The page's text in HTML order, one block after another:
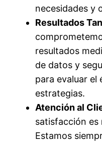
necesidades y
Resultados
resultados
de datos y
para evaluar el
estrategias.
Atención al
satisfacción es
Estamos